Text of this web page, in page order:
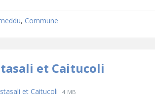
, Commune
et Caitucoli
et Caitucoli File
File
4 MB